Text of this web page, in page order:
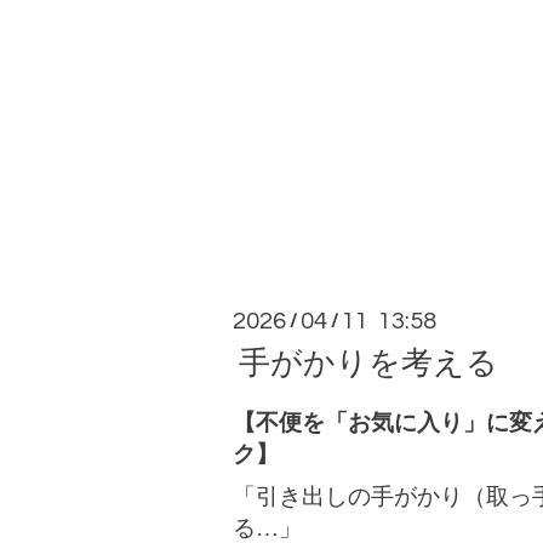
2026 / 04 / 11 13:58
手がかりを考える
【不便を「お気に入り」に
ク】
「引き出しの手がかり（取
る…」